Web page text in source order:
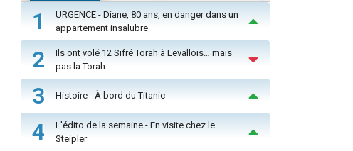
1
URGENCE - Diane, 80 ans, en danger dans un
appartement insalubre
2
Ils ont volé 12 Sifré Torah à Levallois… mais
pas la Torah
3 Histoire - À bord du Titanic
4
L'édito de la semaine - En visite chez le
Steipler